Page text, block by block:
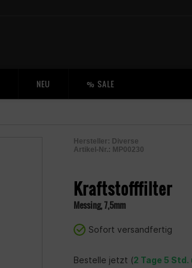
NEU % SALE
Hersteller: Diverse
Artikel-Nr.: MP00230
Kraftstofffilter
Messing, 7,5mm
Sofort versandfertig
Bestelle jetzt (2 Tage 5 Std.